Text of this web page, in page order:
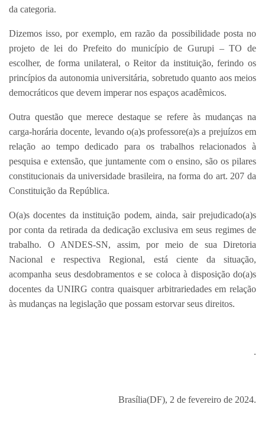
da categoria.
Dizemos isso, por exemplo, em razão da possibilidade posta no
projeto de lei do Prefeito do município de Gurupi – TO de
escolher, de forma unilateral, o Reitor da instituição, ferindo os
princípios da autonomia universitária, sobretudo quanto aos meios
democráticos que devem imperar nos espaços acadêmicos.
Outra questão que merece destaque se refere às mudanças na
carga-horária docente, levando o(a)s professore(a)s a prejuízos em
relação ao tempo dedicado para os trabalhos relacionados à
pesquisa e extensão, que juntamente com o ensino, são os pilares
constitucionais da universidade brasileira, na forma do art. 207 da
Constituição da República.
O(a)s docentes da instituição podem, ainda, sair prejudicado(a)s
por conta da retirada da dedicação exclusiva em seus regimes de
trabalho. O ANDES-SN, assim, por meio de sua Diretoria
Nacional e respectiva Regional, está ciente da situação,
acompanha seus desdobramentos e se coloca à disposição do(a)s
docentes da UNIRG contra quaisquer arbitrariedades em relação
às mudanças na legislação que possam estorvar seus direitos.
.
Brasília(DF), 2 de fevereiro de 2024.